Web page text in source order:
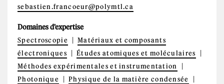
sebastien.francoeur@polymtl.ca
Domaines d'expertise
Spectroscopie
Matériaux et composants
électroniques
Études atomiques et moléculaires
Méthodes expérimentales et instrumentation
Photonique
Physique de la matière condensée